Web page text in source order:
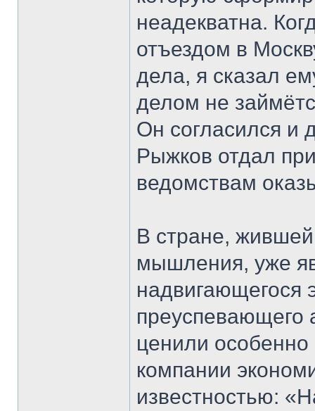
неадекватна.
отъездом в
дела, я сказал
делом не
Он согласился и
Рыжков отдал
ведомствам
В стране, жившей
мышления, уже
надвигающегося
преуспевающего
ценили особенно
компании
известностью: